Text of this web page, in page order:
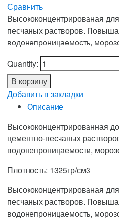
Сравнить
Высококонцентрированая
песчаных растворов.
водонепроницаемость,
Quantity:
В корзину
Добавить в закладки
Описание
Высококонцентрированная
цементно-песчаных
водонепроницаемости,
Плотность: 1325гр/см3
Высококонцентрированая
песчаных растворов.
водонепроницаемость,